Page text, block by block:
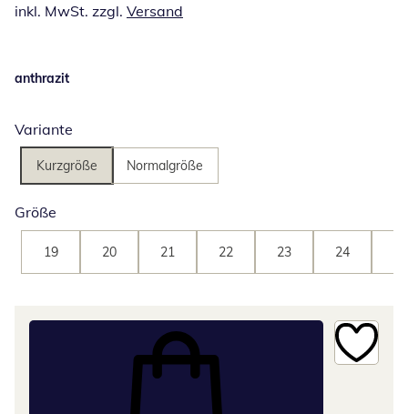
inkl. MwSt. zzgl. Versand
anthrazit
Variante
Kurzgröße Normalgröße
Größe
19 20 21 22 23 24